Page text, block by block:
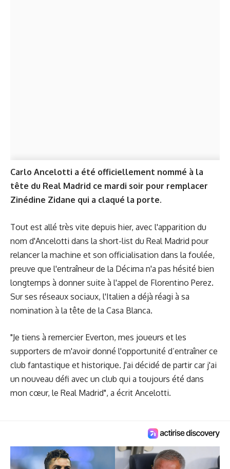
Carlo Ancelotti a été officiellement nommé à la
tête du Real Madrid ce mardi soir pour remplacer
Zinédine Zidane qui a claqué la porte.
Tout est allé très vite depuis hier, avec l'apparition du
nom d'Ancelotti dans la short-list du Real Madrid pour
relancer la machine et son officialisation dans la foulée,
preuve que l'entraîneur de la Décima n'a pas hésité bien
longtemps à donner suite à l'appel de Florentino Perez.
Sur ses réseaux sociaux, l'Italien a déjà réagi à sa
nomination à la tête de la Casa Blanca.
"Je tiens à remercier Everton, mes joueurs et les
supporters de m'avoir donné l'opportunité d’entraîner ce
club fantastique et historique. J'ai décidé de partir car j'ai
un nouveau défi avec un club qui a toujours été dans
mon cœur, le Real Madrid", a écrit Ancelotti.